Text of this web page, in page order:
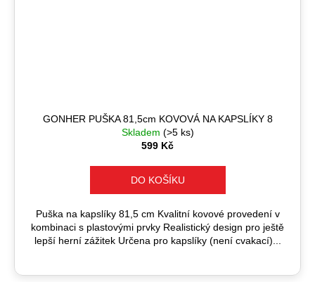
GONHER PUŠKA 81,5cm KOVOVÁ NA KAPSLÍKY 8
Skladem (>5 ks)
599 Kč
DO KOŠÍKU
Puška na kapslíky 81,5 cm Kvalitní kovové provedení v
kombinaci s plastovými prvky Realistický design pro ještě
lepší herní zážitek Určena pro kapslíky (není cvakací)...